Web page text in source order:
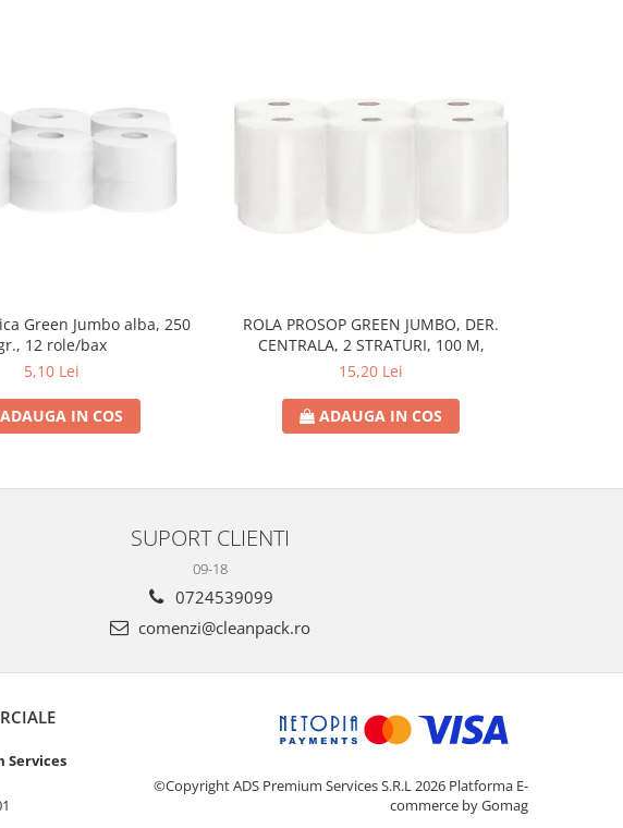
Green Jumbo alba, 250
12 role/bax
5,10 Lei
ADAUGA IN COS
ROLA PROSOP GREEN JUMBO, DER.
CENTRALA, 2 STRATURI, 100 M,
15,20 Lei
ADAUGA IN COS
SUPORT CLIENTI
09-18
0724539099
comenzi@cleanpack.ro
Services
©Copyright ADS Premium Services S.R.L 2026 Platforma E-
commerce by Gomag